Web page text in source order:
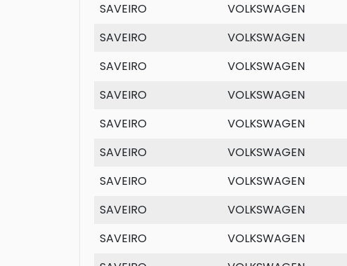
SAVEIRO
VOLKSWAGEN
SAVEIRO
VOLKSWAGEN
SAVEIRO
VOLKSWAGEN
SAVEIRO
VOLKSWAGEN
SAVEIRO
VOLKSWAGEN
SAVEIRO
VOLKSWAGEN
SAVEIRO
VOLKSWAGEN
SAVEIRO
VOLKSWAGEN
SAVEIRO
VOLKSWAGEN